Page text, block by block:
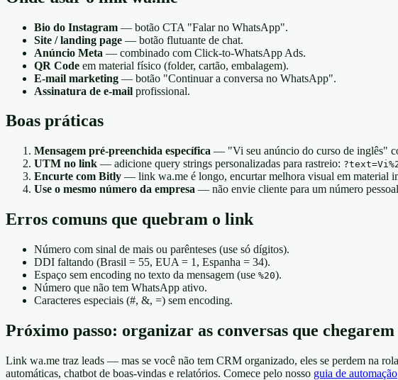
Bio do Instagram — botão CTA "Falar no WhatsApp".
Site / landing page — botão flutuante de chat.
Anúncio Meta — combinado com Click-to-WhatsApp Ads.
QR Code em material físico (folder, cartão, embalagem).
E-mail marketing — botão "Continuar a conversa no WhatsApp".
Assinatura de e-mail profissional.
Boas práticas
Mensagem pré-preenchida específica — "Vi seu anúncio do curso de inglês"
UTM no link — adicione query strings personalizadas para rastreio:
Encurte com Bitly — link wa.me é longo, encurtar melhora visual em material
Use o mesmo número da empresa — não envie cliente para um número
Erros comuns que quebram o link
Número com sinal de mais ou parênteses (use só dígitos).
DDI faltando (Brasil = 55, EUA = 1, Espanha = 34).
Espaço sem encoding no texto da mensagem (use %20).
Número que não tem WhatsApp ativo.
Caracteres especiais (#, &, =) sem encoding.
Próximo passo: organizar as conversas que chegarem
Link wa.me traz leads — mas se você não tem CRM organizado, eles se perdem na
automáticas, chatbot de boas-vindas e relatórios. Comece pelo nosso guia de automação